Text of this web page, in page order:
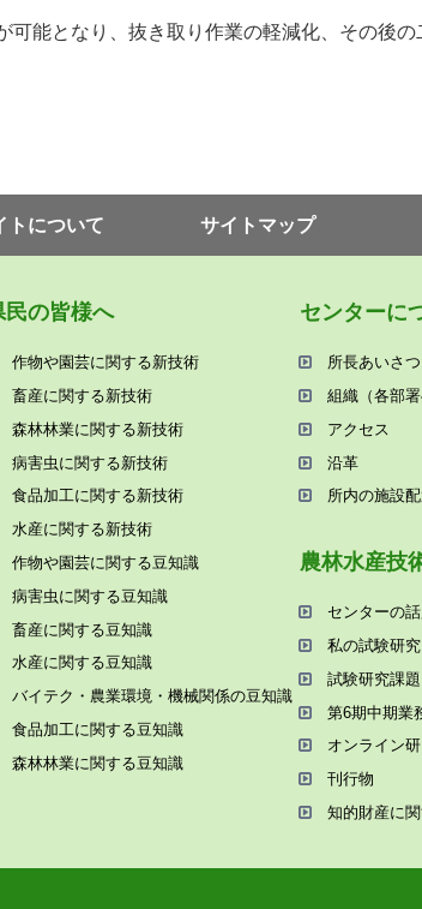
能となり、抜き取り作業の軽減化、その後の
トについて サイトマップ
⺠の皆様へ
作物や園芸に関する新技術
畜産に関する新技術
森林林業に関する新技術
病害⾍に関する新技術
⾷品加⼯に関する新技術
⽔産に関する新技術
作物や園芸に関する⾖知識
病害⾍に関する⾖知識
畜産に関する⾖知識
⽔産に関する⾖知識
バイテク・農業環境・機械関係の⾖知識
⾷品加⼯に関する⾖知識
森林林業に関する⾖知識
センターに
所⻑あいさつ
組織（各部署
アクセス
沿⾰
所内の施設
農林⽔産技
センターの
私の試験研究
試験研究課題
第6期中期業
オンライン
刊⾏物
知的財産に